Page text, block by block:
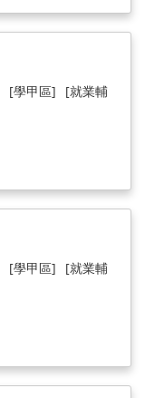
[學甲區]
[就業輔
[學甲區]
[就業輔